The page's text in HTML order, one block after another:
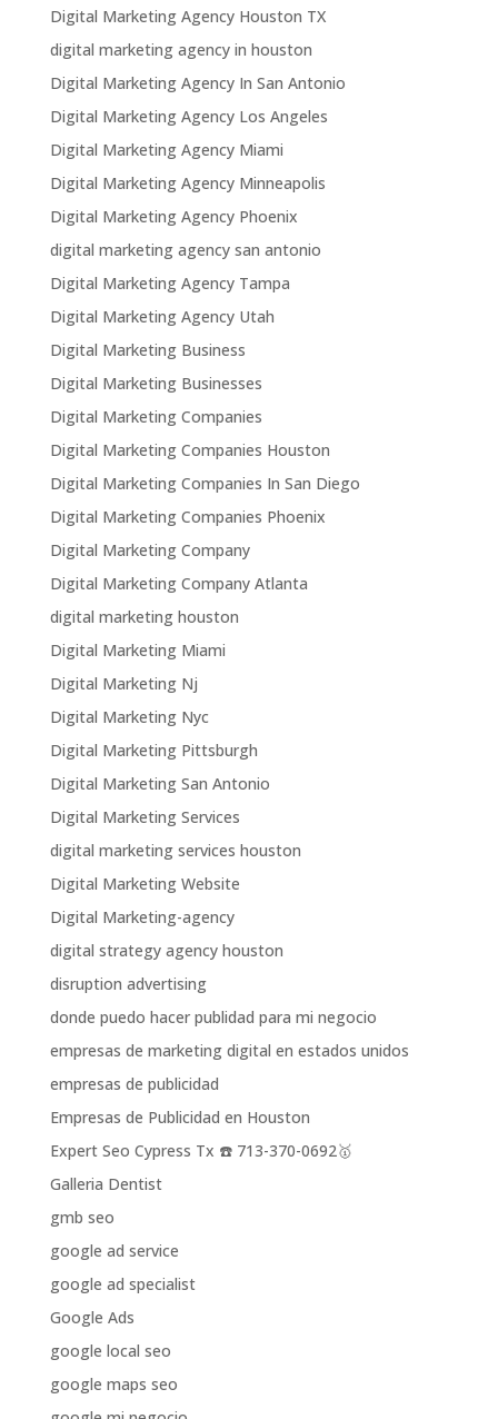
Digital Marketing Agency Houston TX
digital marketing agency in houston
Digital Marketing Agency In San Antonio
Digital Marketing Agency Los Angeles
Digital Marketing Agency Miami
Digital Marketing Agency Minneapolis
Digital Marketing Agency Phoenix
digital marketing agency san antonio
Digital Marketing Agency Tampa
Digital Marketing Agency Utah
Digital Marketing Business
Digital Marketing Businesses
Digital Marketing Companies
Digital Marketing Companies Houston
Digital Marketing Companies In San Diego
Digital Marketing Companies Phoenix
Digital Marketing Company
Digital Marketing Company Atlanta
digital marketing houston
Digital Marketing Miami
Digital Marketing Nj
Digital Marketing Nyc
Digital Marketing Pittsburgh
Digital Marketing San Antonio
Digital Marketing Services
digital marketing services houston
Digital Marketing Website
Digital Marketing-agency
digital strategy agency houston
disruption advertising
donde puedo hacer publidad para mi negocio
empresas de marketing digital en estados unidos
empresas de publicidad
Empresas de Publicidad en Houston
Expert Seo Cypress Tx ☎️ 713-370-0692🥇
Galleria Dentist
gmb seo
google ad service
google ad specialist
Google Ads
google local seo
google maps seo